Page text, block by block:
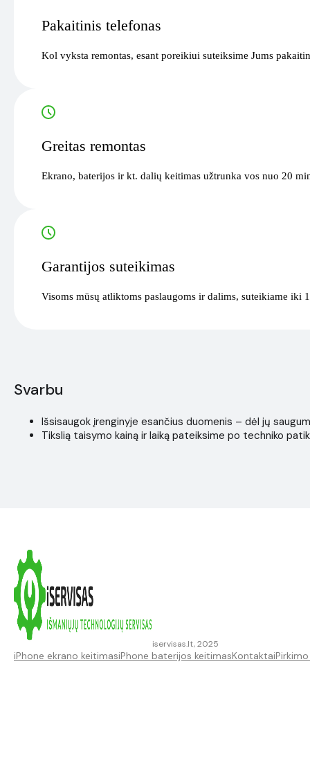
Pakaitinis telefonas
Kol vyksta remontas, esant poreikiui suteiksime Jums
Greitas remontas
Ekrano, baterijos ir kt. dalių keitimas užtrunka vos nuo 20
Garantijos suteikimas
Visoms mūsų atliktoms paslaugoms ir dalims, suteikiame iki
Svarbu
Išsisaugok įrenginyje esančius duomenis – dėl jų
Tikslią taisymo kainą ir laiką pateiksime po techniko
iservisas.lt, 2025
iPhone ekrano keitimasiPhone baterijos keitimasKontaktai